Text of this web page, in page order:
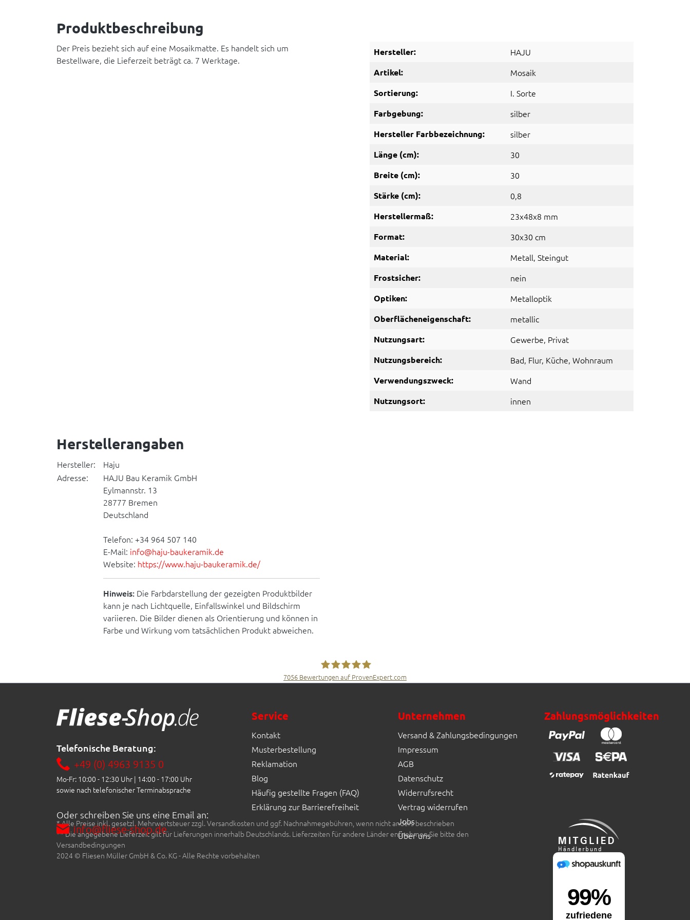
Produktbeschreibung
Der Preis bezieht sich auf eine Mosaikmatte. Es handelt sich um
Bestellware, die Lieferzeit beträgt ca. 7 Werktage.
Hersteller: HAJU
Artikel: Mosaik
Sortierung: I. Sorte
Farbgebung: silber
Hersteller Farbbezeichnung: silber
Länge (cm): 30
Breite (cm): 30
Stärke (cm): 0,8
Herstellermaß: 23x48x8 mm
Format: 30x30 cm
Material: Metall, Steingut
Frostsicher: nein
Optiken: Metalloptik
Oberflächeneigenschaft: metallic
Nutzungsart: Gewerbe, Privat
Nutzungsbereich: Bad, Flur, Küche, Wohnraum
Verwendungszweck: Wand
Nutzungsort: innen
Herstellerangaben
Hersteller:
Haju
Adresse:
HAJU Bau Keramik GmbH
Eylmannstr. 13
28777 Bremen
Deutschland
Telefon: +34 964 507 140
E-Mail: info@haju-baukeramik.de
Website: https://www.haju-baukeramik.de/
Hinweis: Die Farbdarstellung der gezeigten Produktbilder
kann je nach Lichtquelle, Einfallswinkel und Bildschirm
variieren. Die Bilder dienen als Orientierung und können in
Farbe und Wirkung vom tatsächlichen Produkt abweichen.
7056 Bewertungen auf ProvenExpert.com
Telefonische Beratung:
+49 (0) 4963 9135 0
Mo-Fr: 10:00 - 12:30 Uhr | 14:00 - 17:00 Uhr
sowie nach telefonischer Terminabsprache
Oder schreiben Sie uns eine Email an:
info@fliese-shop.de
Service
Kontakt
Musterbestellung
Reklamation
Blog
Häufig gestellte Fragen (FAQ)
Erklärung zur Barrierefreiheit
Unternehmen
Versand & Zahlungsbedingungen
Impressum
AGB
Datenschutz
Widerrufsrecht
Vertrag widerrufen
Jobs
Über uns
Zahlungsmöglichkeiten
* Alle Preise inkl. gesetzl. Mehrwertsteuer zzgl. Versandkosten und ggf. Nachnahmegebühren, wenn nicht anders beschrieben
** Die angegebene Lieferzeit gilt für Lieferungen innerhalb Deutschlands. Lieferzeiten für andere Länder entnehmen Sie bitte den
Versandbedingungen
2024 © Fliesen Müller GmbH & Co. KG - Alle Rechte vorbehalten